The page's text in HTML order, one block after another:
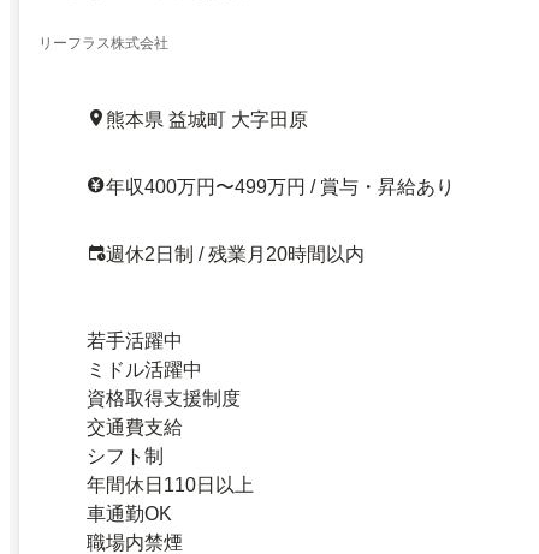
リーフラス株式会社
熊本県 益城町 大字田原
年収400万円〜499万円 / 賞与・昇給あり
週休2日制 / 残業月20時間以内
若手活躍中
ミドル活躍中
資格取得支援制度
交通費支給
シフト制
年間休日110日以上
車通勤OK
職場内禁煙